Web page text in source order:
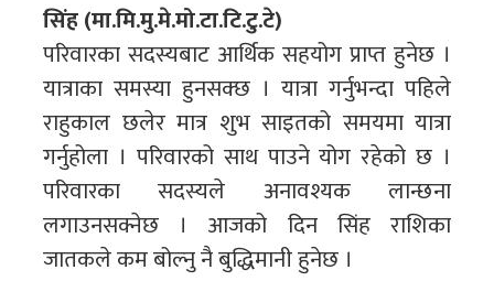
सिंह (मा.मि.मु.मे.मो.टा.टि.टु.टे)
परिवारका सदस्यबाट आर्थिक सहयोग प्राप्त हुनेछ ।
यात्राका समस्या हुनसक्छ । यात्रा गर्नुभन्दा पहिले
राहुकाल छलेर मात्र शुभ साइतको समयमा यात्रा
गर्नुहोला । परिवारको साथ पाउने योग रहेको छ ।
परिवारका सदस्यले अनावश्यक लान्छना
लगाउनसक्नेछ । आजको दिन सिंह राशिका
जातकले कम बोल्नु नै बुद्धिमानी हुनेछ ।